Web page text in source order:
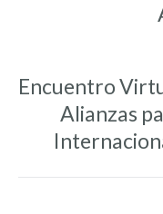
Encuentro
Alianzas